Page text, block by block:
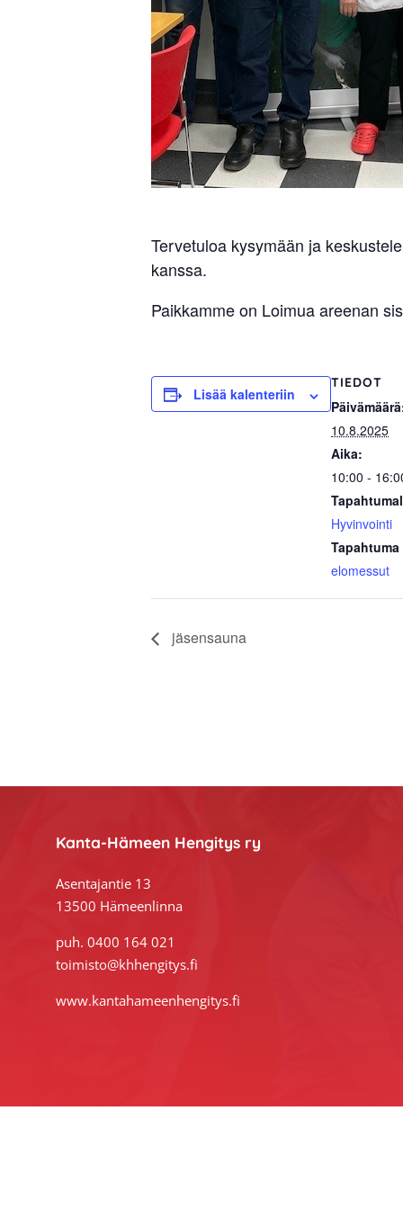
Tervetuloa kysymään ja
kanssa.
Paikkamme on Loimua areenan
Lisää kalenteriin
TIEDOT
10.8.2025
Aika:
10:00 -
Hyvinvointi
elomessut
jäsensauna
Kanta-Hämeen Hengitys ry
Asentajantie 13
13500 Hämeenlinna
puh. 0400 164 021
toimisto@khhengitys.fi
www.kantahameenhengitys.fi